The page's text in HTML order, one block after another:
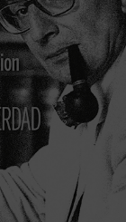
el mundo de la cultura
a las que Jean-Luc